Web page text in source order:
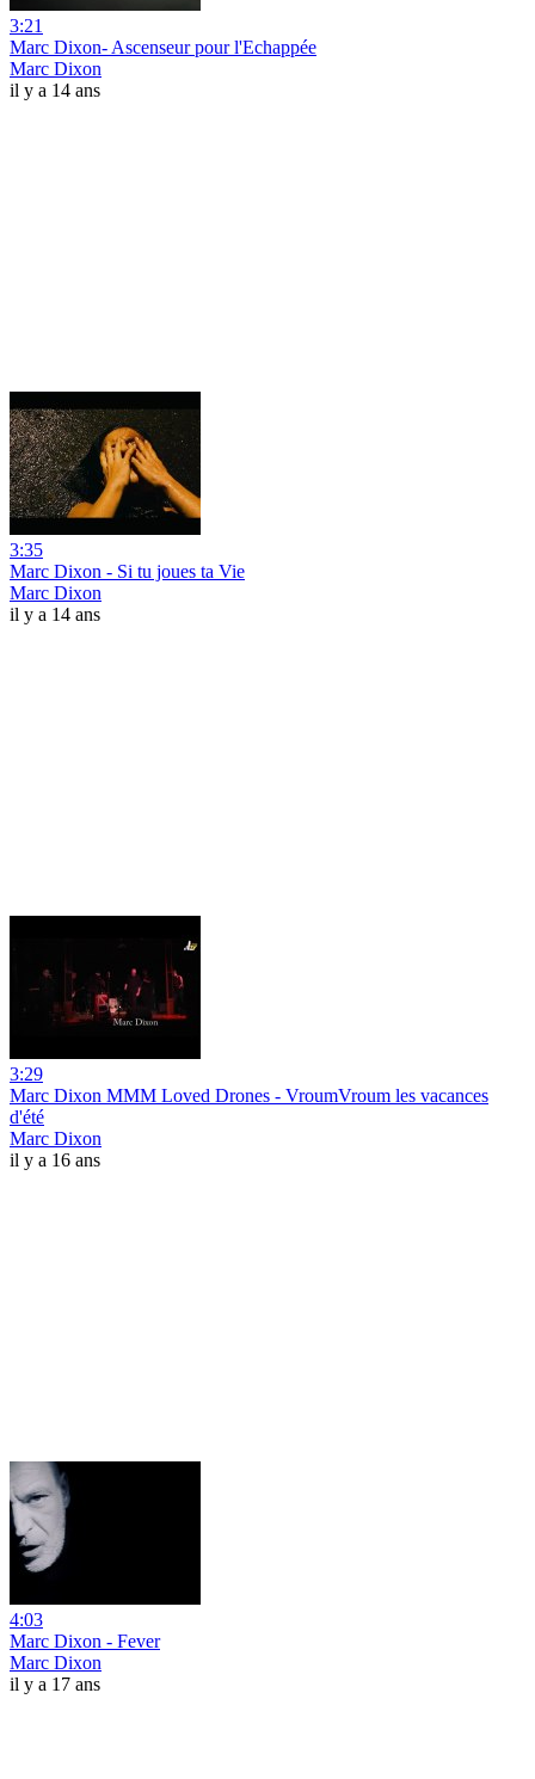
3:21
Marc Dixon- Ascenseur pour l'Echappée
Marc Dixon
il y a 14 ans
3:35
Marc Dixon - Si tu joues ta Vie
Marc Dixon
il y a 14 ans
3:29
Marc Dixon MMM Loved Drones - VroumVroum les vacances
d'été
Marc Dixon
il y a 16 ans
4:03
Marc Dixon - Fever
Marc Dixon
il y a 17 ans